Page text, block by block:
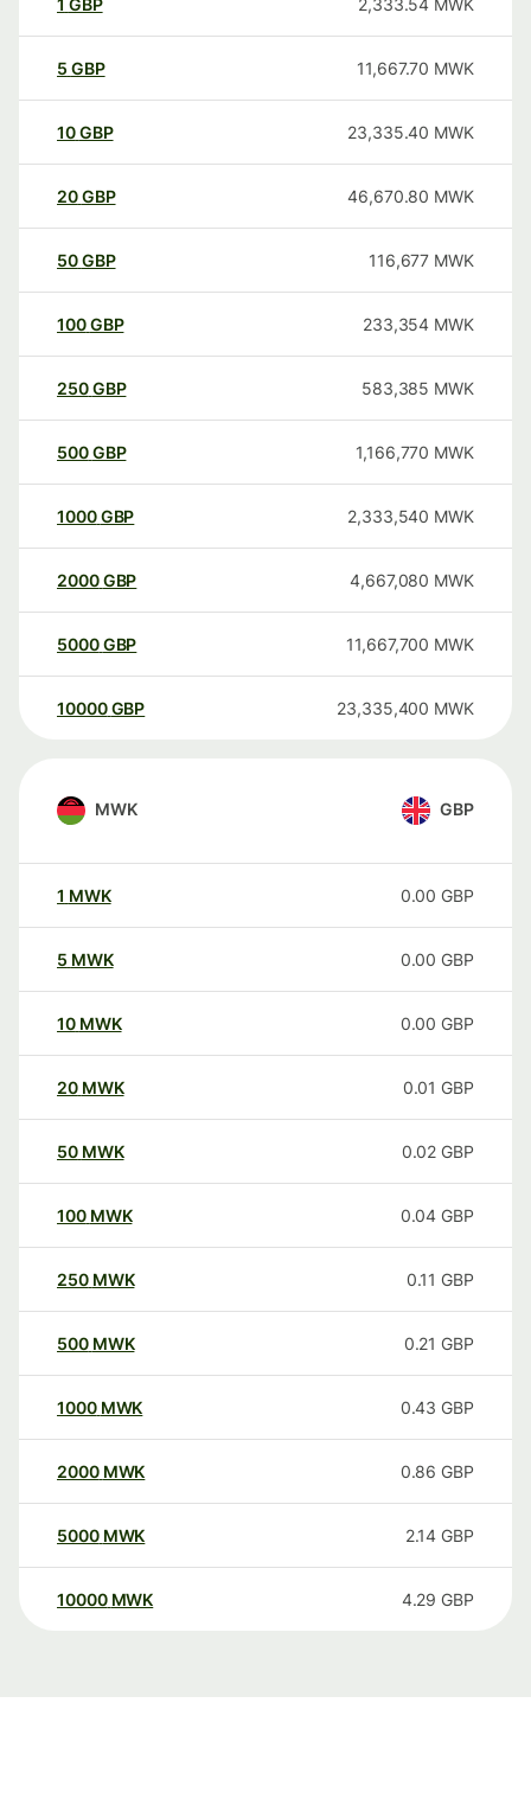
1 GBP 2,333.54 MWK
5 GBP 11,667.70 MWK
10GBP 23,335.40 MWK
20GBP 46,670.80 MWK
50GBP 116,677 MWK
100GBP 233,354 MWK
250GBP 583,385 MWK
500GBP 1,166,770 MWK
1000GBP 2,333,540 MWK
2000GBP 4,667,080 MWK
5000GBP 11,667,700 MWK
10000 GBP 23,335,400 MWK
MWK GBP
1 MWK 0.00 GBP
5 MWK 0.00 GBP
10 MWK 0.00 GBP
20 MWK 0.01 GBP
50 MWK 0.02 GBP
100 MWK 0.04 GBP
250 MWK 0.11 GBP
500 MWK 0.21 GBP
1000 MWK 0.43 GBP
2000 MWK 0.86 GBP
5000 MWK 2.14 GBP
10000 MWK 4.29 GBP